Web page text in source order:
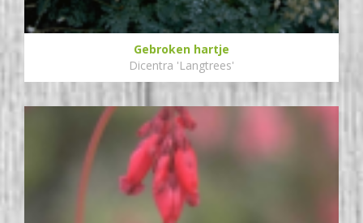
Gebroken hartje
Dicentra 'Langtrees'